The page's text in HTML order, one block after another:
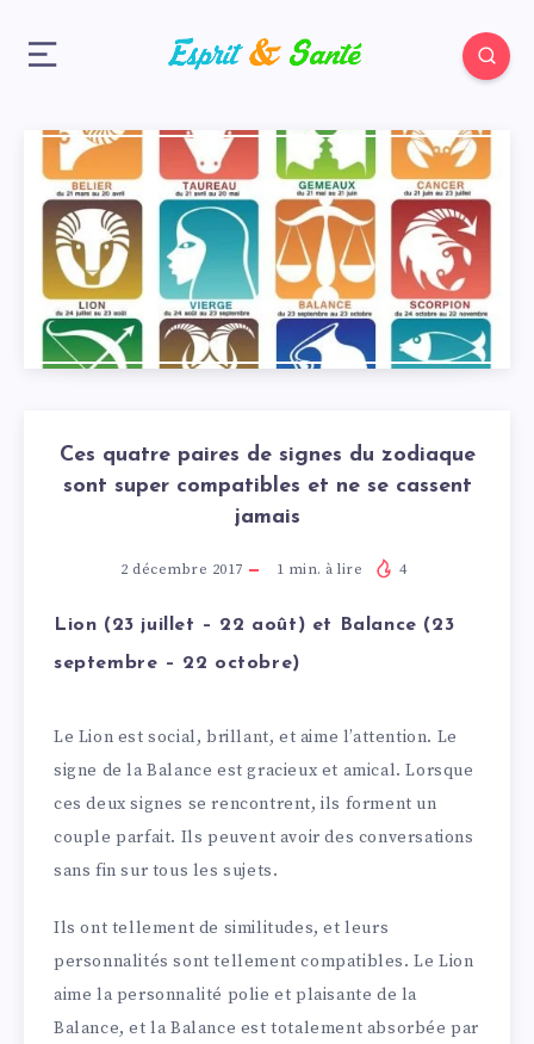
Ces quatre paires de signes du zodiaque
sont super compatibles et ne se cassent
jamais
2 décembre 2017 1 min. à lire 4
Lion (23 juillet – 22 août) et Balance (23
septembre – 22 octobre)
Le Lion est social, brillant, et aime l’attention. Le
signe de la Balance est gracieux et amical. Lorsque
ces deux signes se rencontrent, ils forment un
couple parfait. Ils peuvent avoir des conversations
sans fin sur tous les sujets.
Ils ont tellement de similitudes, et leurs
personnalités sont tellement compatibles. Le Lion
aime la personnalité polie et plaisante de la
Balance, et la Balance est totalement absorbée par